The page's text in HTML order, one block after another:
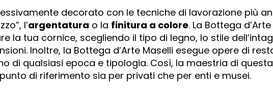
decorato con le tecniche di lavorazione più
l’argentatura o la finitura a colore. La Bottega
la tua cornice, scegliendo il tipo di legno, lo stile
Inoltre, la Bottega d’Arte Maselli esegue opere di
di qualsiasi epoca e tipologia. Così, la maestria di
di riferimento sia per privati che per enti e musei.